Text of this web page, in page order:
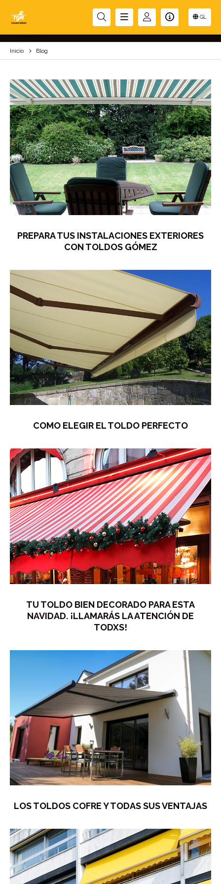
GL
BLOG
Inicio Blog
PREPARA TUS INSTALACIONES EXTERIORES
CON TOLDOS GÓMEZ
COMO ELEGIR EL TOLDO PERFECTO
TU TOLDO BIEN DECORADO PARA ESTA
NAVIDAD. ¡LLAMARÁS LA ATENCIÓN DE
TODXS!
LOS TOLDOS COFRE Y TODAS SUS VENTAJAS